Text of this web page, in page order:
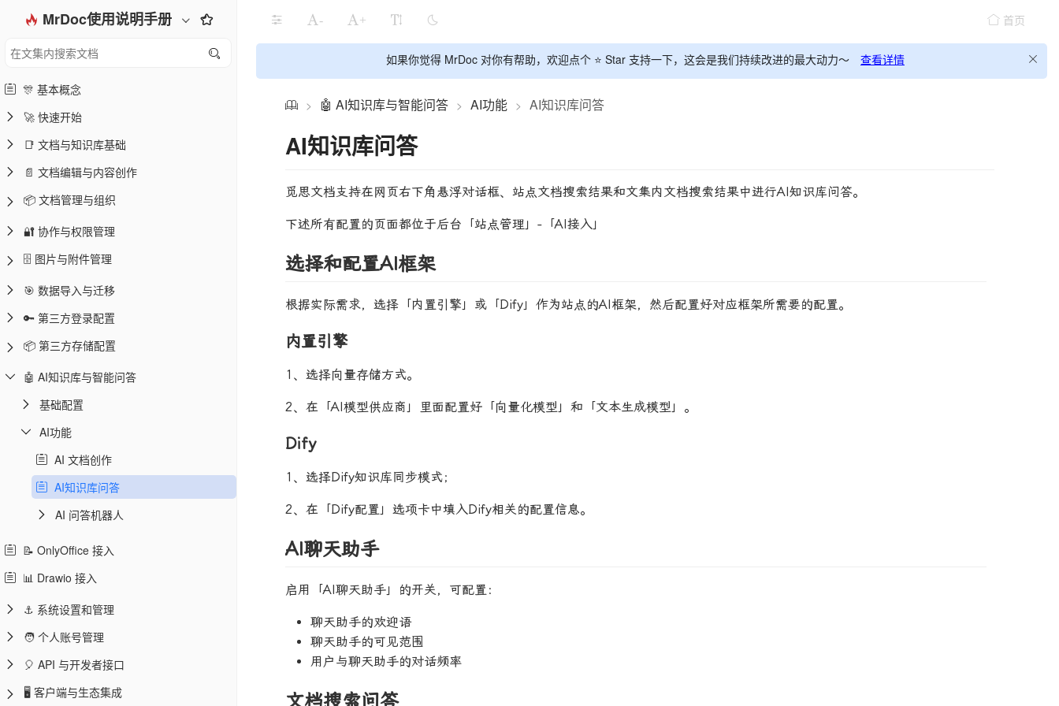
MrDoc使用说明手册
🎊 基本概念
🚀 快速开始
📑 文档与知识库基础
📄 文档编辑与内容创作
📦 文档管理与组织
🔐 协作与权限管理
🗄️ 图片与附件管理
🎯 数据导入与迁移
🔑 第三方登录配置
📦 第三方存储配置
🤖 AI知识库与智能问答
基础配置
AI功能
AI 文档创作
AI知识库问答
AI 问答机器人
📝 OnlyOffice 接入
📊 Drawio 接入
⚓ 系统设置和管理
🧑 个人账号管理
🎈 API 与开发者接口
🖥️ 客户端与生态集成
- + 首页
如果你觉得 MrDoc 对你有帮助，欢迎点个 ⭐ Star 支持一下，这会是我们持续改进的最大动力～ 查看详情
> 🤖 AI知识库与智能问答 > AI功能 > AI知识库问答
AI知识库问答
觅思文档支持在网页右下角悬浮对话框、站点文档搜索结果和文集内文档搜索结果中进行AI知识库问答。
下述所有配置的页面都位于后台「站点管理」-「AI接入」
选择和配置AI框架
根据实际需求，选择「内置引擎」或「Dify」作为站点的AI框架，然后配置好对应框架所需要的配置。
内置引擎
1、选择向量存储方式。
2、在「AI模型供应商」里面配置好「向量化模型」和「文本生成模型」。
Dify
1、选择Dify知识库同步模式；
2、在「Dify配置」选项卡中填入Dify相关的配置信息。
AI聊天助手
启用「AI聊天助手」的开关，可配置：
聊天助手的欢迎语
聊天助手的可见范围
用户与聊天助手的对话频率
文档搜索问答